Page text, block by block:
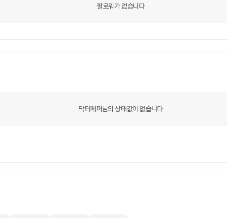
팔로워가 없습니다
닥터페퍼님의 상태값이 없습니다